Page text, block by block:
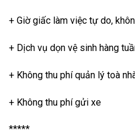
+ Giờ giấc làm việc tự do,
+ Dịch vụ dọn vệ sinh hàng
+ Không thu phí quản lý toà
+ Không thu phí gửi xe
*****